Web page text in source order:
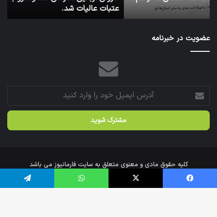
سازمان
عازم
عالیات
شد.
عتبات عالیات شد.
عضویت در خبرنامه
آدرس
ایمیل
خود
وارد
کلیه حقوق مادی و معنوی متعلق به سایت فارمانیوز می باشد
خانه
ارتباط با ما
فیس بوک X واتس آپ تلگرام